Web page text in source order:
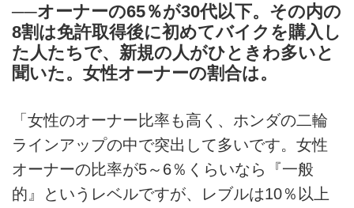
──オーナーの65％が30代以下。その内の
8割は免許取得後に初めてバイクを購入し
た人たちで、新規の人がひときわ多いと
聞いた。女性オーナーの割合は。
「女性のオーナー比率も高く、ホンダの二輪
ラインアップの中で突出して多いです。女性
オーナーの比率が5～6％くらいなら『一般
的』というレベルですが、レブルは10％以上